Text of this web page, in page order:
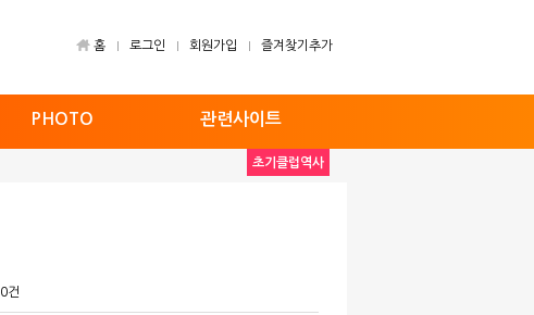
홈 로그인 회원가입 즐겨찾기추가
PHOTO 관련사이트
초기클럽역사
0건